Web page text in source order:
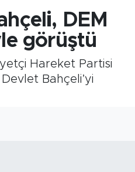
DEM
görüştü
Hareket Partisi
Bahçeli’yi